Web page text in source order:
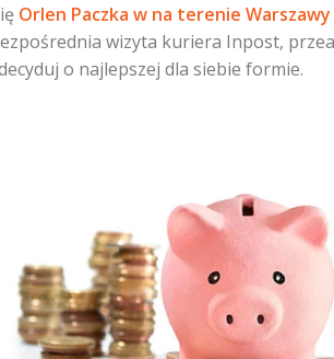
Orlen Paczka w na terenie Warszawy
wizyta kuriera Inpost,
o najlepszej dla siebie formie.